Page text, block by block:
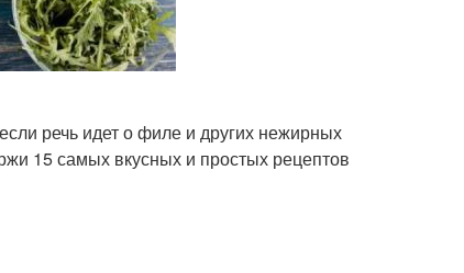
речь идет о филе и других нежирных
15 самых вкусных и простых рецептов